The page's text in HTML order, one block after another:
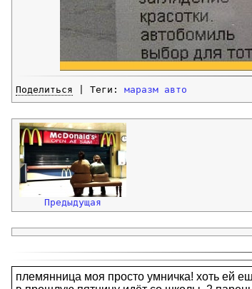
Поделиться | Теги: маразм авто
Предыдущая
племянница моя просто умничка! хоть ей